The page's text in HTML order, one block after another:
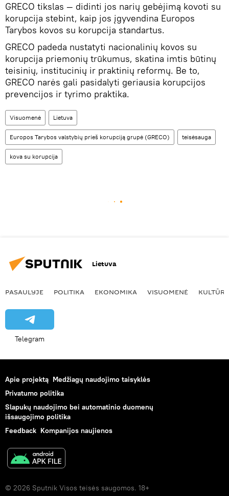
GRECO tikslas — didinti jos narių gebėjimą kovoti su
korupcija stebint, kaip jos įgyvendina Europos
Tarybos kovos su korupcija standartus.
GRECO padeda nustatyti nacionalinių kovos su
korupcija priemonių trūkumus, skatina imtis būtinų
teisinių, institucinių ir praktinių reformų. Be to,
GRECO narės gali pasidalyti geriausia korupcijos
prevencijos ir tyrimo praktika.
Visuomenė Lietuva
Europos Tarybos valstybių prieš korupciją grupė (GRECO) teisėsauga
kova su korupcija
Lietuva
PASAULYJE POLITIKA EKONOMIKA VISUOMENĖ KULTŪRA
Telegram
Apie projektą Medžiagų naudojimo taisyklės
Privatumo politika
Slapukų naudojimo bei automatinio duomenų
išsaugojimo politika
Feedback Kompanijos naujienos
© 2026 Sputnik Visos teisės saugomos. 18+